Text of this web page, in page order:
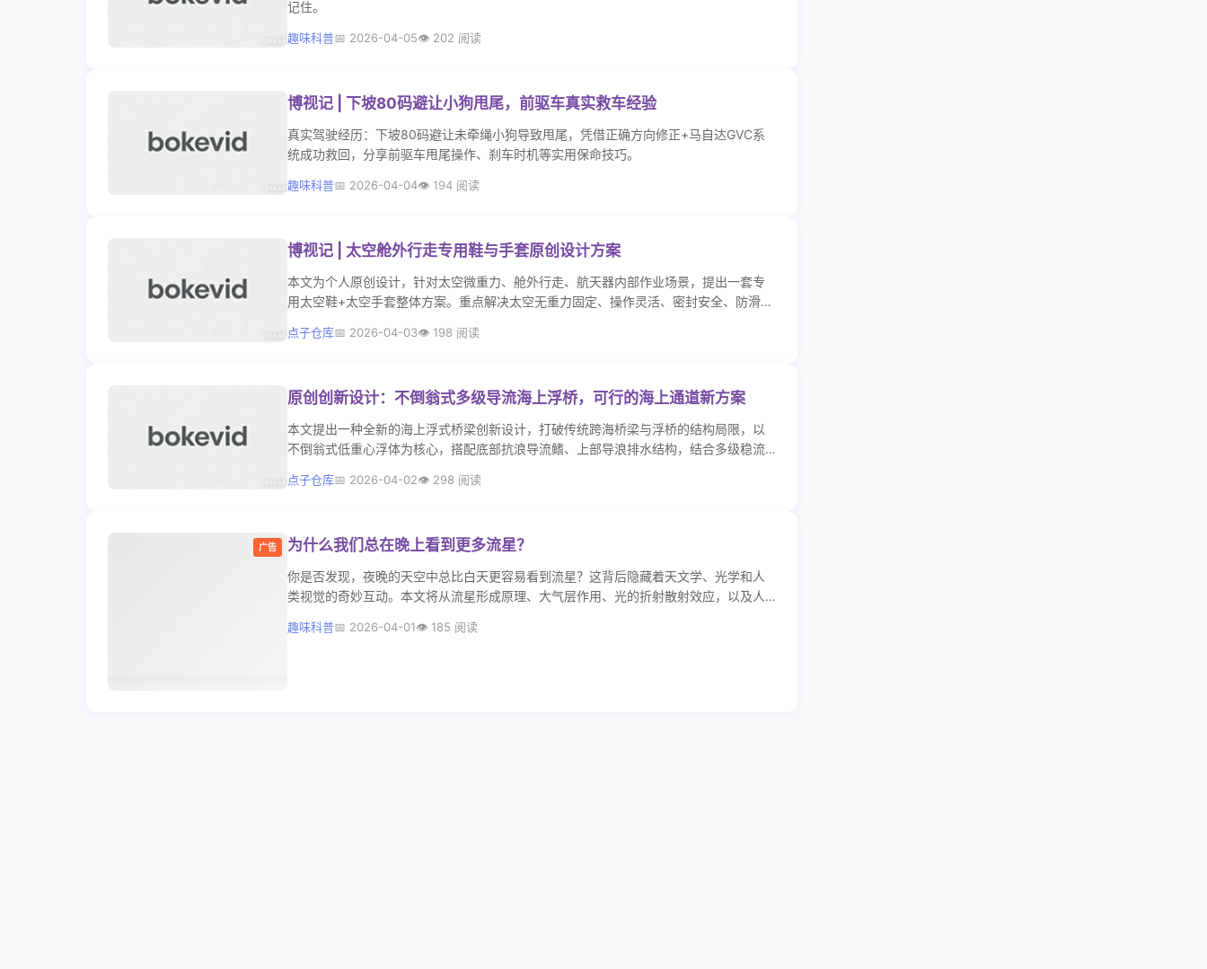
记住。
趣味科普 2026-04-05 202 阅读
博视记 | 下坡80码避让小狗甩尾，前驱车真实救车经验
真实驾驶经历：下坡80码避让未牵绳小狗导致甩尾，凭借正确方向修正+马自达GVC系
统成功救回，分享前驱车甩尾操作、刹车时机等实用保命技巧。
趣味科普 2026-04-04 194 阅读
博视记 | 太空舱外行走专用鞋与手套原创设计方案
本文为个人原创设计，针对太空微重力、舱外行走、航天器内部作业场景，提出一套专
用太空鞋+太空手套整体方案。重点解决太空无重力固定、操作灵活、密封安全、防滑防
用、安全可靠，具备较强工程实现价值。
点子仓库 2026-04-03 198 阅读
原创创新设计：不倒翁式多级导流海上浮桥，可行的海上通道新方案
本文提出一种全新的海上浮式桥梁创新设计，打破传统跨海桥梁与浮桥的结构局限，以
不倒翁式低重心浮体为核心，搭配底部抗浪导流鳍、上部导浪排水结构，结合多级稳流
技术，形成独有的结构组合，兼顾安全性、稳定性与实用性，解决了传统浮桥易晃动、
点子仓库 2026-04-02 298 阅读
广告 为什么我们总在晚上看到更多流星？
你是否发现，夜晚的天空中总比白天更容易看到流星？这背后隐藏着天文学、光学和人
类视觉的奇妙互动。本文将从流星形成原理、大气层作用、光的折射散射效应，以及人
宇宙的“闪光时刻”。
趣味科普 2026-04-01 185 阅读